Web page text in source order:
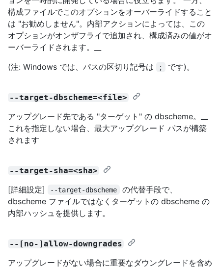
構成ファイルでこのオプションをオーバーライドすること
は "お勧めしません"。内部アクションによっては、この
オプションがオンザフライで追加され、構成済みの値がオ
ーバーライドされます。__
(注: Windows では、パスの区切り記号は
; です)。
--target-dbscheme=<file>
アップグレード先である "ターゲット" の dbscheme。__
これを指定しない場合、最大アップグレード パスが構築
されます
--target-sha=<sha>
[詳細設定] --target-dbscheme
の代替手段で、
dbscheme ファイルではなくターゲットの dbscheme の
内部ハッシュを提供します。
--[no-]allow-downgrades
アップグレードがない場合に重要なダウングレードを含め